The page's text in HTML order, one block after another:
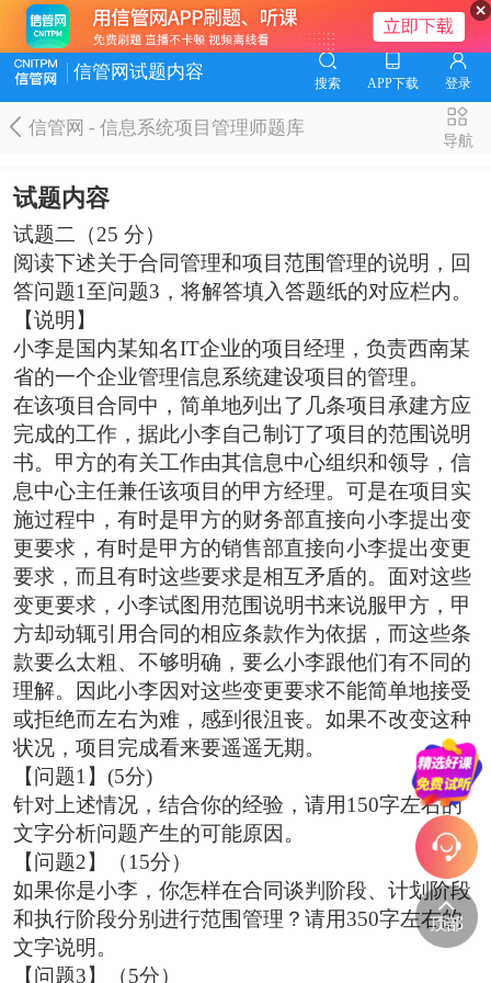
信管网试题内容
搜索 APP下载 登录
信管网 - 信息系统项目管理师题库
导航
试题内容
试题二（25 分）
阅读下述关于合同管理和项目范围管理的说明，回
答问题1至问题3，将解答填入答题纸的对应栏内。
【说明】
小李是国内某知名IT企业的项目经理，负责西南某
省的一个企业管理信息系统建设项目的管理。
在该项目合同中，简单地列出了几条项目承建方应
完成的工作，据此小李自己制订了项目的范围说明
书。甲方的有关工作由其信息中心组织和领导，信
息中心主任兼任该项目的甲方经理。可是在项目实
施过程中，有时是甲方的财务部直接向小李提出变
更要求，有时是甲方的销售部直接向小李提出变更
要求，而且有时这些要求是相互矛盾的。面对这些
变更要求，小李试图用范围说明书来说服甲方，甲
方却动辄引用合同的相应条款作为依据，而这些条
款要么太粗、不够明确，要么小李跟他们有不同的
理解。因此小李因对这些变更要求不能简单地接受
或拒绝而左右为难，感到很沮丧。如果不改变这种
状况，项目完成看来要遥遥无期。
【问题1】(5分)
针对上述情况，结合你的经验，请用150字左右的
文字分析问题产生的可能原因。
【问题2】（15分）
如果你是小李，你怎样在合同谈判阶段、计划阶段
和执行阶段分别进行范围管理？请用350字左右的
文字说明。
【问题3】（5分）